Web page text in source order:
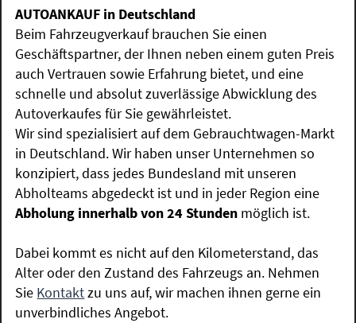
AUTOANKAUF in Deutschland
Beim Fahrzeugverkauf brauchen Sie einen
Geschäftspartner, der Ihnen neben einem guten Preis
auch Vertrauen sowie Erfahrung bietet, und eine
schnelle und absolut zuverlässige Abwicklung des
Autoverkaufes für Sie gewährleistet.
Wir sind spezialisiert auf dem Gebrauchtwagen-Markt
in Deutschland. Wir haben unser Unternehmen so
konzipiert, dass jedes Bundesland mit unseren
Abholteams abgedeckt ist und in jeder Region eine
Abholung innerhalb von 24 Stunden möglich ist.
Dabei kommt es nicht auf den Kilometerstand, das
Alter oder den Zustand des Fahrzeugs an. Nehmen
Sie Kontaktzu uns auf, wir machen ihnen gerne ein
unverbindliches Angebot.